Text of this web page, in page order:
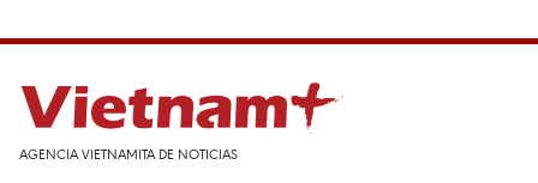
AGENCIA VIETNAMITA DE NOTICIAS